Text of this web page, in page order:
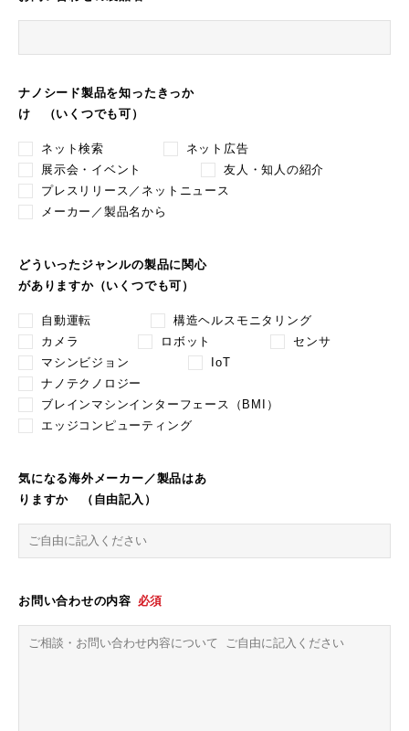
ナノシード製品を知ったきっか
け （いくつでも可）
ネット検索
ネット広告
展示会・イベント
友人・知人の紹介
プレスリリース／ネットニュース
メーカー／製品名から
どういったジャンルの製品に関心
がありますか（いくつでも可）
自動運転
構造ヘルスモニタリング
カメラ
ロボット
センサ
マシンビジョン
IoT
ナノテクノロジー
ブレインマシンインターフェース（BMI）
エッジコンピューティング
気になる海外メーカー／製品はあ
りますか （自由記入）
お問い合わせの内容 必須